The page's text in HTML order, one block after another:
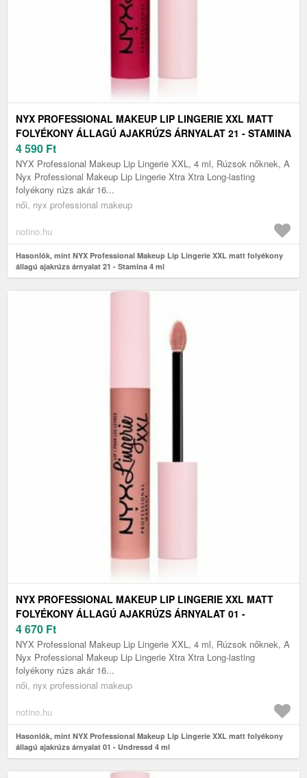
NYX PROFESSIONAL MAKEUP LIP LINGERIE XXL MATT
FOLYÉKONY ÁLLAGÚ AJAKRÚZS ÁRNYALAT 21 - STAMINA
4 ML
4 590 Ft
NYX Professional Makeup Lip Lingerie XXL, 4 ml, Rúzsok nőknek, A
Nyx Professional Makeup Lip Lingerie Xtra Xtra Long-lasting
folyékony rúzs akár 16...
női, nyx professional makeup
notino.hu
Hasonlók, mint NYX Professional Makeup Lip Lingerie XXL matt folyékony
állagú ajakrúzs árnyalat 21 - Stamina 4 ml
NYX PROFESSIONAL MAKEUP LIP LINGERIE XXL MATT
FOLYÉKONY ÁLLAGÚ AJAKRÚZS ÁRNYALAT 01 -
UNDRESSD 4 ML
4 670 Ft
NYX Professional Makeup Lip Lingerie XXL, 4 ml, Rúzsok nőknek, A
Nyx Professional Makeup Lip Lingerie Xtra Xtra Long-lasting
folyékony rúzs akár 16...
női, nyx professional makeup
notino.hu
Hasonlók, mint NYX Professional Makeup Lip Lingerie XXL matt folyékony
állagú ajakrúzs árnyalat 01 - Undressd 4 ml